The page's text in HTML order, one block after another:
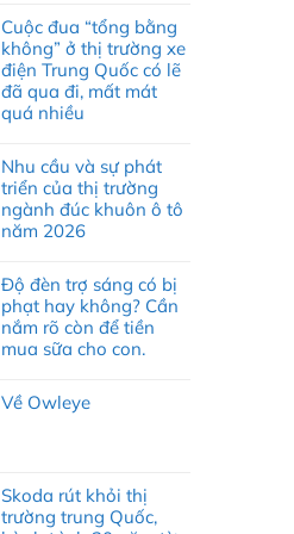
Cuộc đua “tổng bằng
không” ở thị trường xe
điện Trung Quốc có lẽ
đã qua đi, mất mát
quá nhiều
Nhu cầu và sự phát
triển của thị trường
ngành đúc khuôn ô tô
năm 2026
Độ đèn trợ sáng có bị
phạt hay không? Cần
nắm rõ còn để tiền
mua sữa cho con.
Về Owleye
Skoda rút khỏi thị
trường trung Quốc,